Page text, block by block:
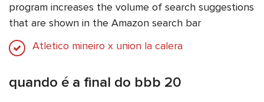
program increases the volume of search suggestions
that are shown in the Amazon search bar
Atletico mineiro x union la calera
quando é a final do bbb 20